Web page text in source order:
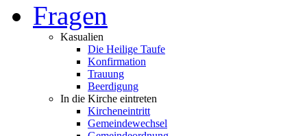
Fragen
Kasualien
Die Heilige Taufe
Konfirmation
Trauung
Beerdigung
In die Kirche eintreten
Kircheneintritt
Gemeindewechsel